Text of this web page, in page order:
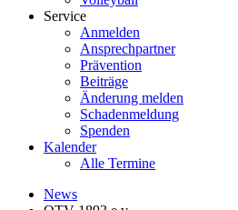
Service
Anmelden
Ansprechpartner
Prävention
Beiträge
Änderung melden
Schadenmeldung
Spenden
Kalender
Alle Termine
News